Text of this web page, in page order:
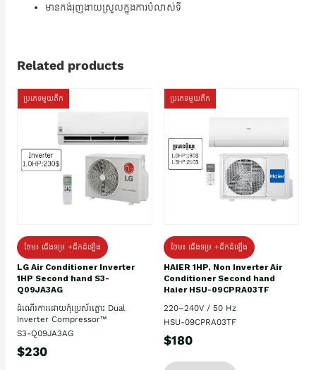
មានកង់រុញងាយស្រួលក្នុងការបំលាស់ទី
Related products
ប្រភេទមួយតឹក
ថែម៖ ជើងទម្រ +ដឹកដំឡើង
LG Air Conditioner Inverter
1HP Second hand S3-
Q09JA3AG
ដំណើរការដោយកុំប្រេស័រភ្លោះ Dual
Inverter Compressor™
S3-Q09JA3AG
$230
ប្រភេទមួយតឹក
ថែម៖ ជើងទម្រ +ដឹកដំឡើង
HAIER 1HP, Non Inverter Air
Conditioner Second hand
Haier HSU-09CPRA03TF
220–240V / 50 Hz
HSU-09CPRA03TF
$180